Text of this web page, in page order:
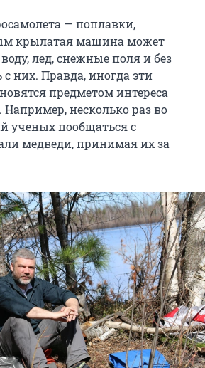
— поплавки,
крылатая машина может
лед, снежные поля и без
с них. Правда, иногда эти
предметом интереса
несколько раз во
ученых пообщаться с
медведи, принимая их за